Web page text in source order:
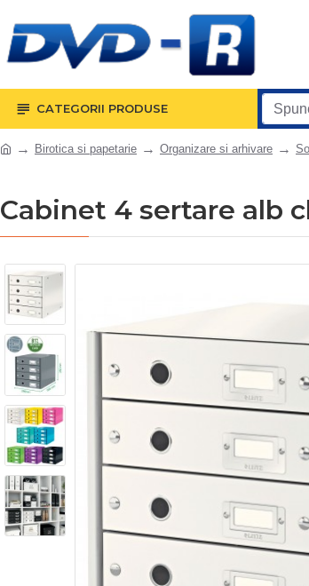
CATEGORII PRODUSE
Birotica si papetarie Organizare si arhivare
Cabinet 4 sertare alb